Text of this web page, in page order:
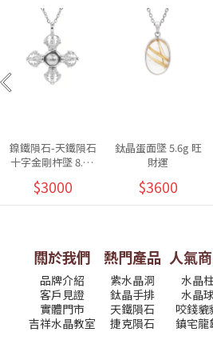
鎳鐵隕石-天鐵隕石
十字金剛杵墜 8.5g
$3000
鈦晶蛋面墜 5.6g 旺
財運
$3600
關於我們
品牌介紹
客戶見證
實體門市
吉祥水晶教室
熱門產品
紫水晶洞
鈦晶手排
天鐵隕石
捷克隕石
人氣
水晶
水晶球
咬錢貔
鎮宅龍